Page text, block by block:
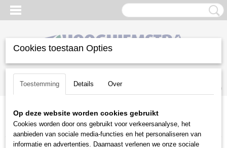
Inloggen Registreren
(0)
Home >Snoeien en Zagen> Kettingzagen | toebehoren
Bosbouwjacks>Stihl Jack Advance X-Vent
Cookies toestaan Opties
Toestemming Details Over
Op deze website worden cookies gebruikt
Cookies worden door ons gebruikt voor verkeersanalyse, het
aanbieden van sociale media-functies en het personaliseren van
informatie en advertenties. Daarnaast verlenen we onze sociale